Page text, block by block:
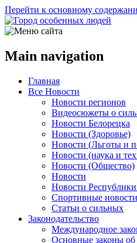
Перейти к основному
Main navigation
Главная
Все Новости
Новости регионов
Видеосюжеты о
Новости Белорецка
Новости (Здоровье)
Новости (Льготы и
Новости (наука и
Новости (Общество)
Новости
Новости
Спортивные новости
Статьи о сильных
Законодательство
Международное
Основные законы об